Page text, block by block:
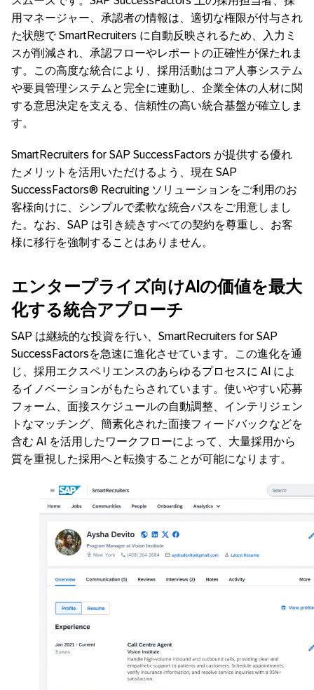
用マネージャー、承認者の情報は、適切な権限が付与され
た状態で SmartRecruiters に自動反映されるため、入力ミ
スが削減され、承認フローやレポートの正確性が保たれま
す。この高度な統合により、採用活動はコア人事システム
や要員管理システムと完全に連動し、企業全体の人材に関
する意思決定を支える、信頼性の高い統合基盤が確立しま
す。
SmartRecruiters for SAP SuccessFactors が提供する優れ
たメリットを活用いただけるよう、現在 SAP
SuccessFactors® Recruiting ソリューションをご利用のお
客様向けに、シンプルで柔軟な統合パスをご用意しまし
た。なお、SAP は引き続きすべての契約を尊重し、お客
様に移行を強制することはありません。
エンタープライズ向けAIの価値を最大
化する統合アプローチ
SAP は継続的な投資を行い、SmartRecruiters for SAP
SuccessFactorsを急速に進化させています。この進化を通
じ、採用エクスペリエンスのあらゆるプロセスに AI によ
るイノベーションがもたらされています。使いやすい応募
フォーム、面接スケジュールの自動調整、インテリジェン
トなマッチング、簡素化された面接フィードバックなどを
含む AI を活用したワークフローによって、大量採用から
質を重視した採用へと転換することが可能になります。